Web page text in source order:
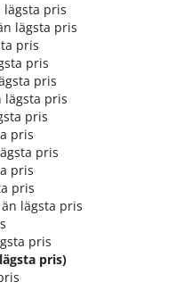
lägsta pris
lägsta pris
pris
pris
pris
lägsta pris
pris
pris
pris
pris
pris
lägsta pris
pris
pris)